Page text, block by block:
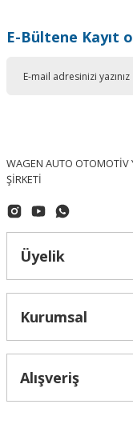
E-Bültene Kayıt
WAGEN AUTO OTOMOTİV
ŞİRKETİ
Üyelik
Kurumsal
Alışveriş